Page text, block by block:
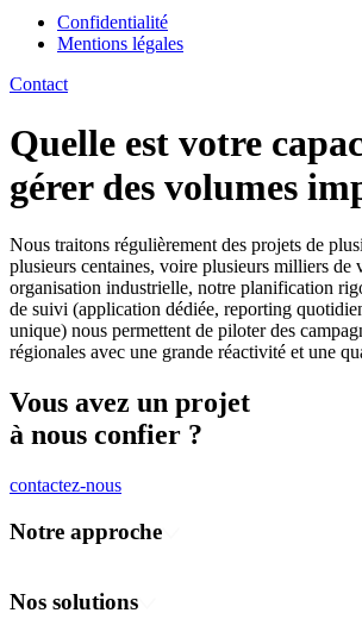
Confidentialité
Mentions légales
Contact
Quelle est votre
gérer des volumes
Nous traitons régulièrement des projets de
plusieurs centaines, voire plusieurs milliers de
organisation industrielle, notre planification
de suivi (application dédiée, reporting
unique) nous permettent de piloter des
régionales avec une grande réactivité et une
Vous avez un projet
à nous confier ?
contactez-nous
Notre approche
Fabriquer
Nos solutions